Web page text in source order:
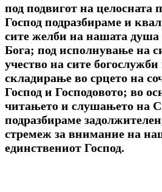
под подвигот на целосната
Господ подразбираме и
сите желби на нашата душа
Бога; под исполнување на
учество на сите
складирање во срцето на
Господ и Господовото; во
читањето и слушањето на
подразбираме
стремеж за внимание на
единствениот Господ.